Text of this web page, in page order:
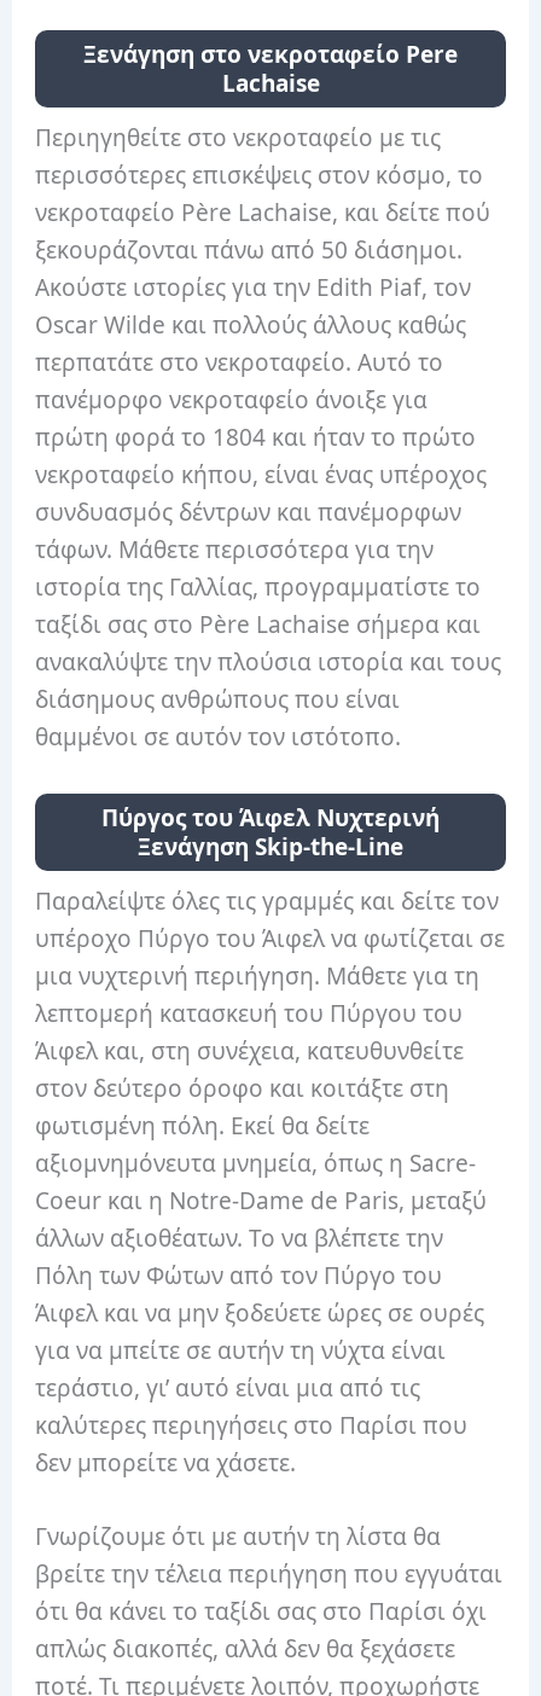
Ξενάγηση στο νεκροταφείο Pere
Lachaise
Περιηγηθείτε στο νεκροταφείο με τις
περισσότερες επισκέψεις στον κόσμο, το
νεκροταφείο Père Lachaise, και δείτε πού
ξεκουράζονται πάνω από 50 διάσημοι.
Ακούστε ιστορίες για την Edith Piaf, τον
Oscar Wilde και πολλούς άλλους καθώς
περπατάτε στο νεκροταφείο. Αυτό το
πανέμορφο νεκροταφείο άνοιξε για
πρώτη φορά το 1804 και ήταν το πρώτο
νεκροταφείο κήπου, είναι ένας υπέροχος
συνδυασμός δέντρων και πανέμορφων
τάφων. Μάθετε περισσότερα για την
ιστορία της Γαλλίας, προγραμματίστε το
ταξίδι σας στο Père Lachaise σήμερα και
ανακαλύψτε την πλούσια ιστορία και τους
διάσημους ανθρώπους που είναι
θαμμένοι σε αυτόν τον ιστότοπο.
Πύργος του Άιφελ Νυχτερινή
Ξενάγηση Skip-the-Line
Παραλείψτε όλες τις γραμμές και δείτε τον
υπέροχο Πύργο του Άιφελ να φωτίζεται σε
μια νυχτερινή περιήγηση. Μάθετε για τη
λεπτομερή κατασκευή του Πύργου του
Άιφελ και, στη συνέχεια, κατευθυνθείτε
στον δεύτερο όροφο και κοιτάξτε στη
φωτισμένη πόλη. Εκεί θα δείτε
αξιομνημόνευτα μνημεία, όπως η Sacre-
Coeur και η Notre-Dame de Paris, μεταξύ
άλλων αξιοθέατων. Το να βλέπετε την
Πόλη των Φώτων από τον Πύργο του
Άιφελ και να μην ξοδεύετε ώρες σε ουρές
για να μπείτε σε αυτήν τη νύχτα είναι
τεράστιο, γι’ αυτό είναι μια από τις
καλύτερες περιηγήσεις στο Παρίσι που
δεν μπορείτε να χάσετε.
Γνωρίζουμε ότι με αυτήν τη λίστα θα
βρείτε την τέλεια περιήγηση που εγγυάται
ότι θα κάνει το ταξίδι σας στο Παρίσι όχι
απλώς διακοπές, αλλά δεν θα ξεχάσετε
ποτέ. Τι περιμένετε λοιπόν, προχωρήστε